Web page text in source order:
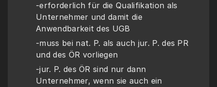
-erforderlich für die Qualifikation als
Unternehmer und damit die
Anwendbarkeit des UGB
-muss bei nat. P. als auch jur. P. des PR
und des ÖR vorliegen
-jur. P. des ÖR sind nur dann
Unternehmer, wenn sie auch ein